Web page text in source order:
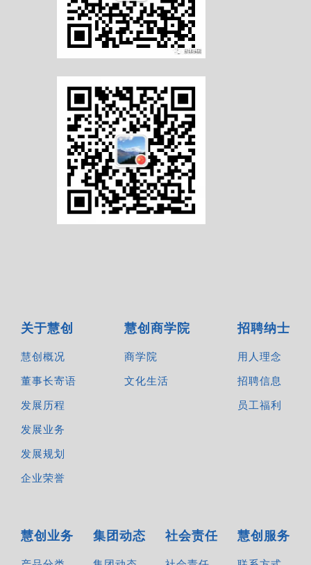
关于慧创
慧创概况
董事长寄语
发展历程
发展业务
发展规划
企业荣誉
慧创商学院
商学院
文化生活
招聘纳士
用人理念
招聘信息
员工福利
慧创业务 集团动态 社会责任 慧创服务